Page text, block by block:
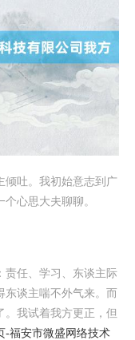
倾吐。我初始意志到广
心思大夫聊聊。
责任、学习、东谈主际
谈主喘不外气来。而
。我试着我方更正，但
-福安市微盛网络技术